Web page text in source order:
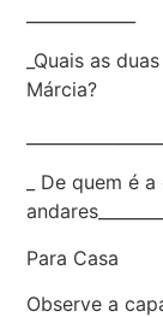
_Quais as
Márcia?
_ De quem é
Para Casa
Observe a